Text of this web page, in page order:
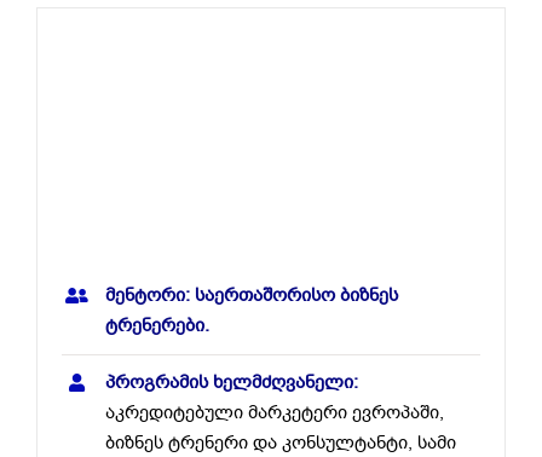
მენტორი: საერთაშორისო ბიზნეს
ტრენერები.
პროგრამის ხელმძღვანელი:
აკრედიტებული მარკეტერი ევროპაში,
ბიზნეს ტრენერი და კონსულტანტი, სამი